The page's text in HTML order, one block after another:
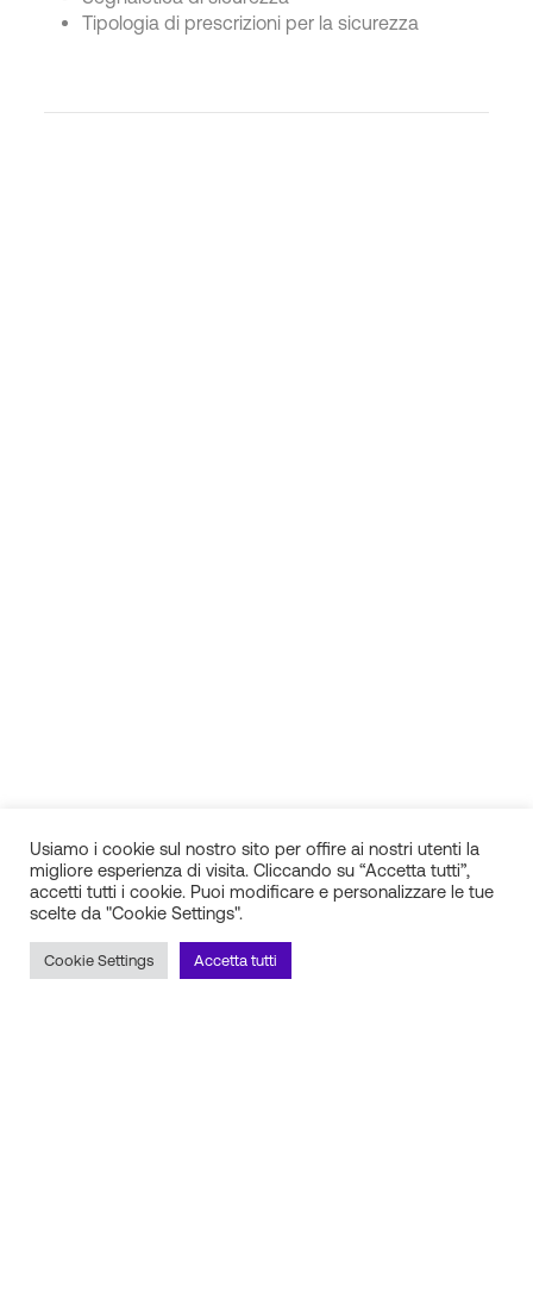
Tipologia di prescrizioni per la sicurezza
P.IVA 01688940608
Usiamo i cookie sul nostro sito per offire ai nostri utenti la
migliore esperienza di visita. Cliccando su “Accetta tutti”,
accetti tutti i cookie. Puoi modificare e personalizzare le tue
scelte da "Cookie Settings".
Cookie Settings Accetta tutti